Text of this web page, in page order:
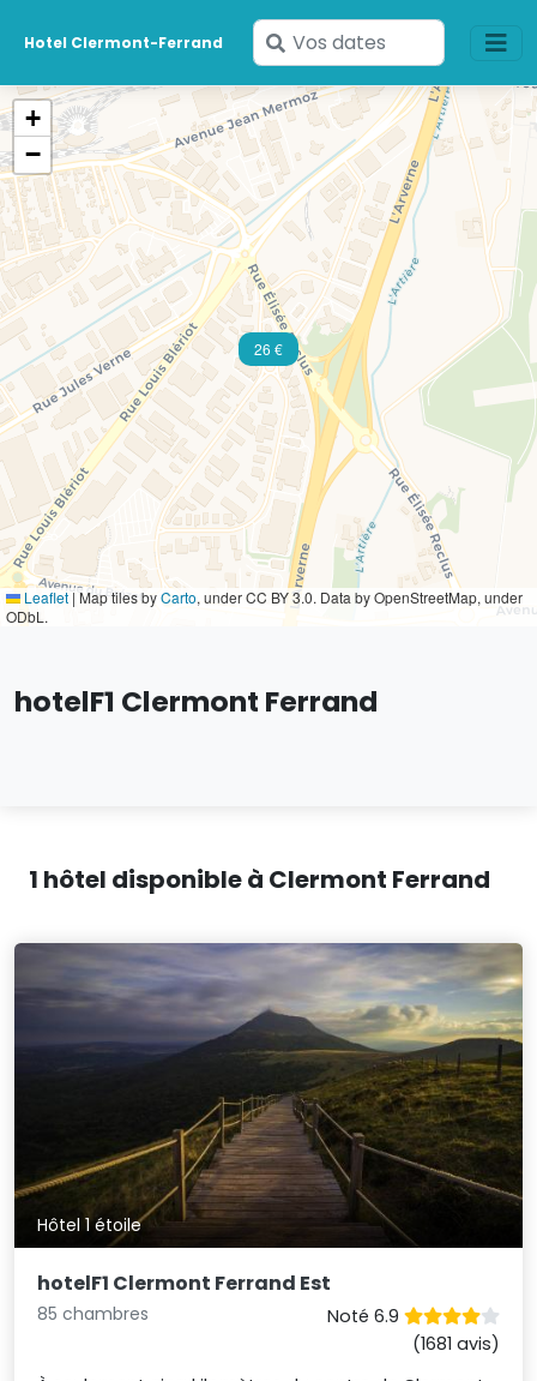
Hotel Clermont-Ferrand
Saisissez
vos
dates
26 €
+
−
Leaflet |Map tiles byCarto, under CC BY 3.0. Data by OpenStreetMap, under
ODbL.
hotelF1 Clermont Ferrand
1 hôtel disponible à Clermont Ferrand
Hôtel 1 étoile
hotelF1 Clermont Ferrand Est
85 chambres
Noté 6.9
(1681 avis)